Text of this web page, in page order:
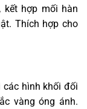
kết hợp mối hàn
Thích hợp cho
các hình khối đối
vàng óng ánh.